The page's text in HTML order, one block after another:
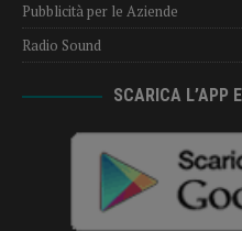
Pubblicità per le Aziende
Radio Sound
SCARICA L’APP